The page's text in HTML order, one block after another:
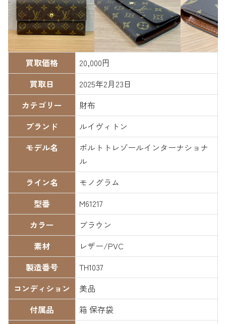
買取価格
20,000円
買取日
2025年2月23日
カテゴリー
財布
ブランド
ルイヴィトン
モデル名
ポルトトレゾールインターナショナ
ル
ライン名
モノグラム
型番
M61217
カラー
ブラウン
素材
レザー/PVC
製造番号
TH1037
コンディション
美品
付属品
箱 保存袋